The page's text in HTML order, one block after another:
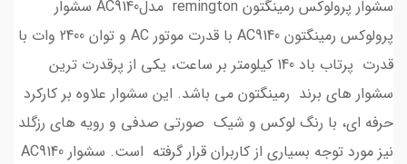
سشوار پرولوکس رمينگتون remington مدلAC9140 سشوار
پرولوکس رمینگتون AC9140 با قدرت موتور AC و توان 2400 وات با
قدرت پرتاب باد 140 کیلومتر بر ساعت، یکی از پرقدرت ترین
سشوار های برند رمینگتون می باشد. این سشوار علاوه بر کارکرد
حرفه ای، با رنگ لوکس و شیک صورتی صدفی و رویه های رزگلد
نیز مورد توجه بسیاری از کاربران قرار گرفته است. سشوار AC9140